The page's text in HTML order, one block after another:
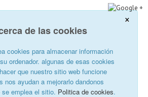
×
de las cookies
cookies para almacenar información
ordenador. algunas de esas cookies
que nuestro sitio web funcione
nos ayudan a mejorarlo dandonos
emplea el sitio. Politica de cookies.